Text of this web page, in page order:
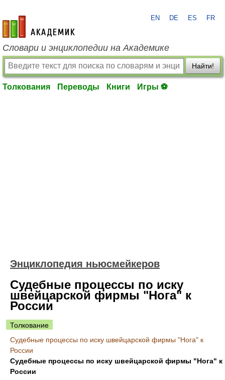
academic.ru
EN DE ES FR
Словари и энциклопедии на Академике
Найти!
Толкования Переводы Книги Игры ⚽
Энциклопедия ньюсмейкеров
Судебные процессы по иску
швейцарской фирмы "Нога" к
России
Толкование
Судебные процессы по иску швейцарской фирмы "Нога" к
России
Судебные процессы по иску швейцарской фирмы "Нога" к
России